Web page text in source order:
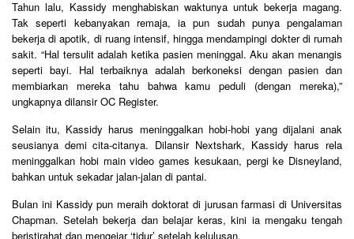
Tahun lalu, Kassidy menghabiskan waktunya untuk bekerja magang.
Tak seperti kebanyakan remaja, ia pun sudah punya pengalaman
bekerja di apotik, di ruang intensif, hingga mendampingi dokter di rumah
sakit. “Hal tersulit adalah ketika pasien meninggal. Aku akan menangis
seperti bayi. Hal terbaiknya adalah berkoneksi dengan pasien dan
membiarkan mereka tahu bahwa kamu peduli (dengan mereka),”
ungkapnya dilansir OC Register.
Selain itu, Kassidy harus meninggalkan hobi-hobi yang dijalani anak
seusianya demi cita-citanya. Dilansir Nextshark, Kassidy harus rela
meninggalkan hobi main video games kesukaan, pergi ke Disneyland,
bahkan untuk sekadar jalan-jalan di pantai.
Bulan ini Kassidy pun meraih doktorat di jurusan farmasi di Universitas
Chapman. Setelah bekerja dan belajar keras, kini ia mengaku tengah
beristirahat dan mengejar ‘tidur’ setelah kelulusan.